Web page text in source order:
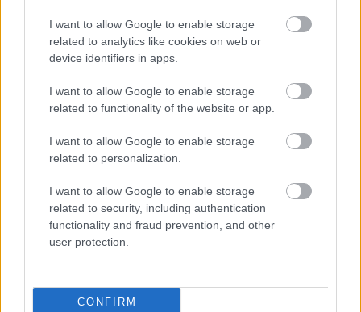
I want to allow Google to enable storage
related to analytics like cookies on web or
device identifiers in apps.
I want to allow Google to enable storage
related to functionality of the website or app.
I want to allow Google to enable storage
related to personalization.
I want to allow Google to enable storage
related to security, including authentication
functionality and fraud prevention, and other
user protection.
CONFIRM
#marvel #midnight suns #firaxis
Platformok: PC PlayStation 4 PlayStation 5
Xbox
Komoly gondok vannak a
Humankind konzolos